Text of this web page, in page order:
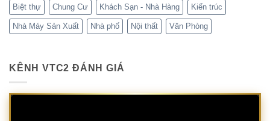
Biệt thự Chung Cư Khách Sạn - Nhà Hàng Kiến trúc
Nhà Máy Sản Xuất Nhà phố Nội thất Văn Phòng
KÊNH VTC2 ĐÁNH GIÁ
Trình